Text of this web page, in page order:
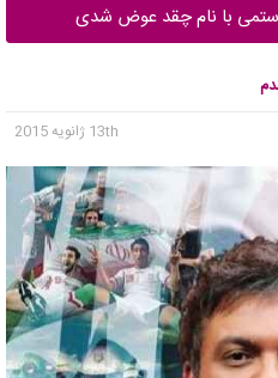
با نام چقد عوض شدی
13th ژانویه 2015